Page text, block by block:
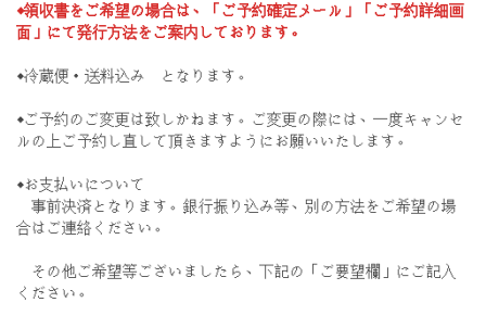
◆領収書をご希望の場合は、「ご予約確定メール」「ご予約詳細画
面」にて発行方法をご案内しております。
◆冷蔵便・送料込み となります。
◆ご予約のご変更は致しかねます。ご変更の際には、一度キャンセ
ルの上ご予約し直して頂きますようにお願いいたします。
◆お支払いについて
事前決済となります。銀行振り込み等、別の方法をご希望の場
合はご連絡ください。
その他ご希望等ございましたら、下記の「ご要望欄」にご記入
ください。